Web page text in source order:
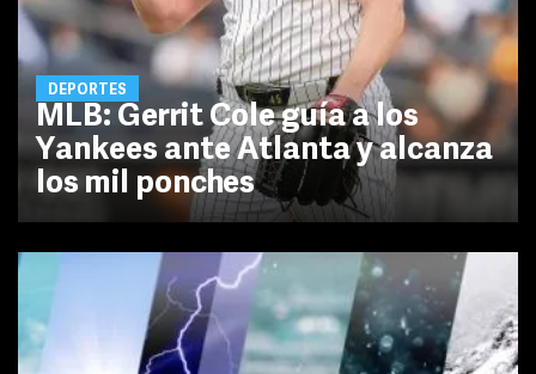
DEPORTES
MLB: Gerrit Cole guía a los
Yankees ante Atlanta y alcanza
los mil ponches